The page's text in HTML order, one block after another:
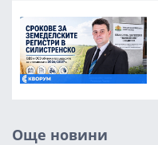
Още новини